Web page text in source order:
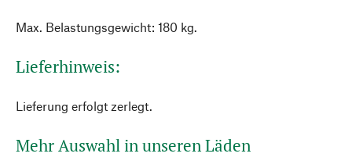
Max. Belastungsgewicht: 180 kg.
Lieferhinweis:
Lieferung erfolgt zerlegt.
Mehr Auswahl in unseren Läden